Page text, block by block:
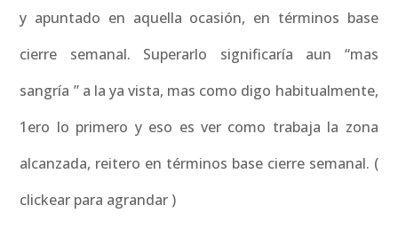
y apuntado en aquella ocasión, en términos base
cierre semanal. Superarlo significaría aun “mas
sangría ” a la ya vista, mas como digo habitualmente,
1ero lo primero y eso es ver como trabaja la zona
alcanzada, reitero en términos base cierre semanal. (
clickear para agrandar )